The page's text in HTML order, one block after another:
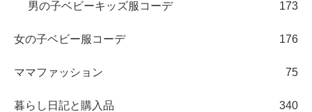
男の子ベビーキッズ服コーデ 173
女の子ベビー服コーデ 176
ママファッション 75
暮らし日記と購入品 340